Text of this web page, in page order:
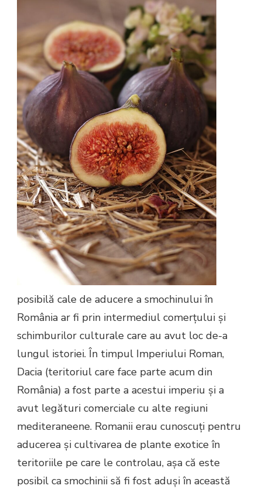
posibilă cale de aducere a smochinului în
România ar fi prin intermediul comerțului și
schimburilor culturale care au avut loc de-a
lungul istoriei. În timpul Imperiului Roman,
Dacia (teritoriul care face parte acum din
România) a fost parte a acestui imperiu și a
avut legături comerciale cu alte regiuni
mediteraneene. Romanii erau cunoscuți pentru
aducerea și cultivarea de plante exotice în
teritoriile pe care le controlau, așa că este
posibil ca smochinii să fi fost aduși în această